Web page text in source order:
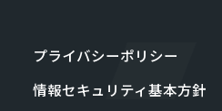
プライバシーポリシー
情報セキュリティ基本方針